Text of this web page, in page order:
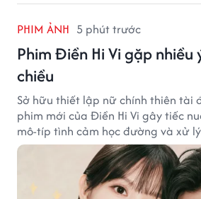
PHIM ẢNH 5 phút trước
Phim Điền Hi Vi gặp nhiều
chiều
Sở hữu thiết lập nữ chính thiên tài
phim mới của Điền Hi Vi gây tiếc
mô-típ tình cảm học đường và xử